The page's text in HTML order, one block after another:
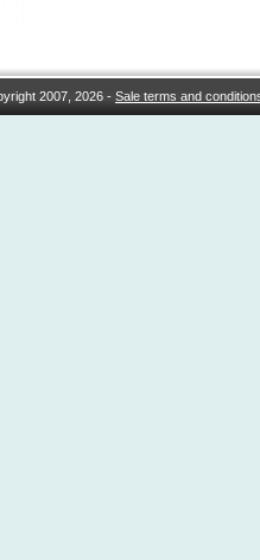
2007, 2026 -Sale terms and